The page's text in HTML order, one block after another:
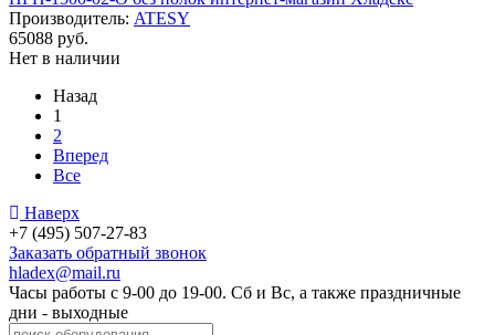
Производитель: ATESY
65088 руб.
Нет в наличии
Назад
1
2
Вперед
Все
Наверх
+7 (495) 507-27-83
Заказать обратный звонок
hladex@mail.ru
Часы работы с 9-00 до 19-00. Сб и Вс, а также праздничные
дни - выходные